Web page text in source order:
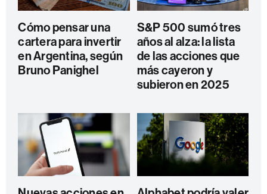
Cómo pensar una
cartera para invertir
en Argentina, según
Bruno Panighel
S&P 500 sumó tres
años al alza: la lista
de las acciones que
más cayeron y
subieron en 2025